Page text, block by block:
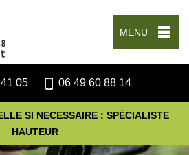
MENU
05 06 49 60 88 14
SI NECESSAIRE : SPÉCIALISTE
HAUTEUR